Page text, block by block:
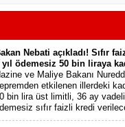
Nebati açıkladı! Sıfır
yıl ödemesiz 50 bin liraya
ve Maliye Bakanı
etkilenen illerdeki
bin lira üst limitli, 36 ay
sıfır faizli kredi